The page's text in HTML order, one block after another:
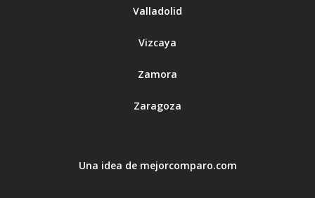
Valladolid
Vizcaya
Zamora
Zaragoza
Una idea de mejorcomparo.com